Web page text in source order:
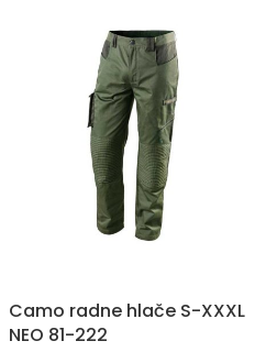
Camo radne hlače S-XXXL
NEO 81-222